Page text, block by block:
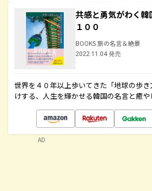
共感と勇気がわく
１００
BOOKS 旅の名言＆絶景
2022.11.04 発売
世界を４０年以上歩いてきた「地球の歩
けする、人生を輝かせる韓国の名言と癒
AD